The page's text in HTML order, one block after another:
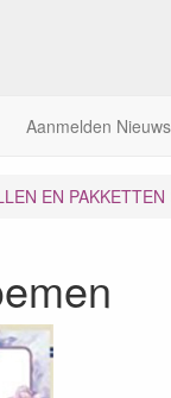
Aanmelden
EN PAKKETTEN